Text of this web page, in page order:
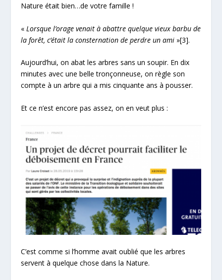
Nature était bien…de votre famille !
«Lorsque l’orage venait à abattre quelque vieux barbu de
la forêt, c’était la consternation de perdre un ami »[3].
Aujourd’hui, on abat les arbres sans un soupir. En dix
minutes avec une belle tronçonneuse, on règle son
compte à un arbre qui a mis cinquante ans à pousser.
Et ce n’est encore pas assez, on en veut plus :
C’est comme si l’homme avait oublié que les arbres
servent à quelque chose dans la Nature.